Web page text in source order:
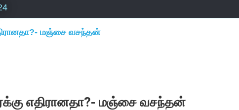
மஞ்சை வசந்தன்
எதிரானதா?- மஞ்சை வசந்தன்